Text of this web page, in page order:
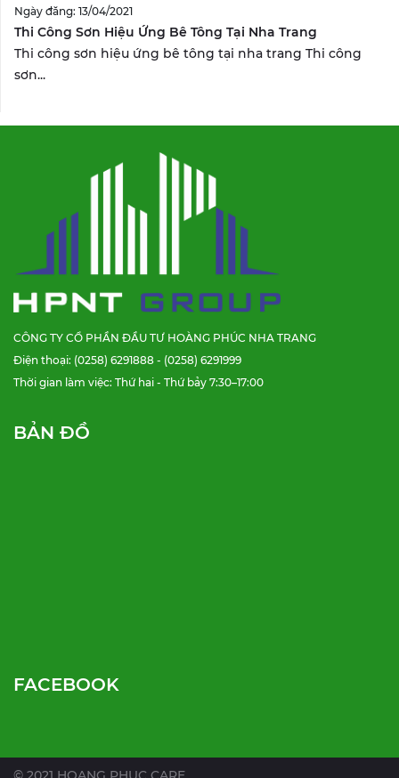
Ngày đăng: 13/04/2021
Thi Công Sơn Hiệu Ứng Bê Tông Tại Nha Trang
Thi công sơn hiệu ứng bê tông tại nha trang Thi công
sơn...
CÔNG TY CỔ PHẦN ĐẦU TƯ HOÀNG PHÚC NHA TRANG
Điện thoại: (0258) 6291888 - (0258) 6291999
Thời gian làm việc: Thứ hai - Thứ bảy 7:30–17:00
BẢN ĐỒ
FACEBOOK